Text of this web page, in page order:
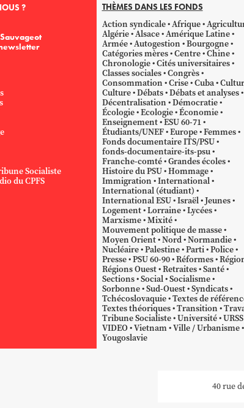
?
Socialiste
du CPFS
THÈMES DANS LES FONDS
Action syndicale Afrique
Algérie Alsace Amérique Latine
Armée Autogestion Bourgogne
Catégories mères Centre Chine
Chronologie Cités universitaires
Classes sociales Congrès
Consommation Crise Cuba
Culture Débats Débats et analyses
Décentralisation Démocratie
Écologie Ecologie Économie
Enseignement ESU 60-71
Étudiants/UNEF Europe Femmes
Fonds documentaire ITS/PSU
fonds-documentaire-its-psu
Franche-comté Grandes écoles
Histoire du PSU Hommage
Immigration International
International (étudiant)
International ESU Israël Jeunes
Logement Lorraine Lycées
Marxisme Mixité
Mouvement politique de masse
Moyen Orient Nord Normandie
Nucléaire Palestine Parti Police
Presse PSU 60-90 Réformes
Régions Ouest Retraites Santé
Sections Social Socialisme
Sorbonne Sud-Ouest Syndicats
Tchécoslovaquie Textes de
Textes théoriques Transition
Tribune Socialiste Université URSS
VIDEO Vietnam Ville / Urbanisme
Yougoslavie
40 rue